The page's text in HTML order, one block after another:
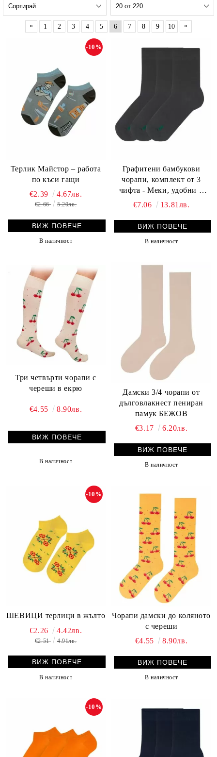
« 1 2 3 4 5 6 7 8 9 10 »
Терлик Майстор – работа
по къси гащи
-10%
€2.39 4.67лв.
€2.66 5.20лв.
ВИЖ ПОВЕЧЕ
В наличност
Графитени бамбукови
чорапи, комплект от 3
чифта - Меки, удобни и
дишащи чорапи за всеки
€7.06 13.81лв.
ВИЖ ПОВЕЧЕ
В наличност
Три четвърти чорапи с
череши в екрю
€4.55 8.90лв.
ВИЖ ПОВЕЧЕ
В наличност
Дамски 3/4 чорапи от
дълговлакнест пениран
памук БЕЖОВ
€3.17
6.20лв.
ВИЖ ПОВЕЧЕ
В наличност
ШЕВИЦИ терлици в жълто
-10%
€2.26 4.42лв.
€2.51 4.91лв.
ВИЖ ПОВЕЧЕ
В наличност
Чорапи дамски до коляното
с череши
€4.55
8.90лв.
ВИЖ ПОВЕЧЕ
В наличност
-10%